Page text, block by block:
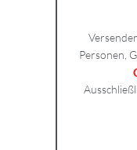
Personen,